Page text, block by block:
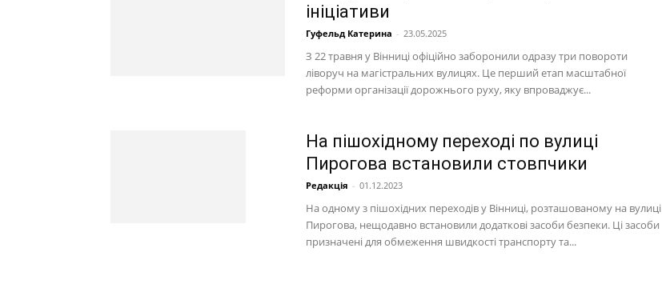
ініціативи
Гуфельд Катерина - 23.05.2025
З 22 травня у Вінниці офіційно заборонили одразу три повороти
ліворуч на магістральних вулицях. Це перший етап масштабної
реформи організації дорожнього руху, яку впроваджує...
На пішохідному переході по вулиці
Пирогова встановили стовпчики
Редакція - 01.12.2023
На одному з пішохідних переходів у Вінниці, розташованому на вулиці
Пирогова, нещодавно встановили додаткові засоби безпеки. Ці засоби
призначені для обмеження швидкості транспорту та...